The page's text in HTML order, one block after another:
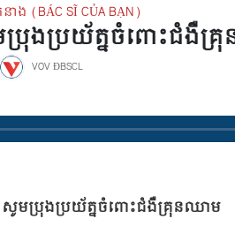
ង (BÁC SĨ CỦA BẠN)
ប្រុងប្រយ័ត្នចំពោះជំងឺគ្
VOV ĐBSCL
សូមប្រុងប្រយ័ត្នចំពោះជំងឺគ្រុនឈាម